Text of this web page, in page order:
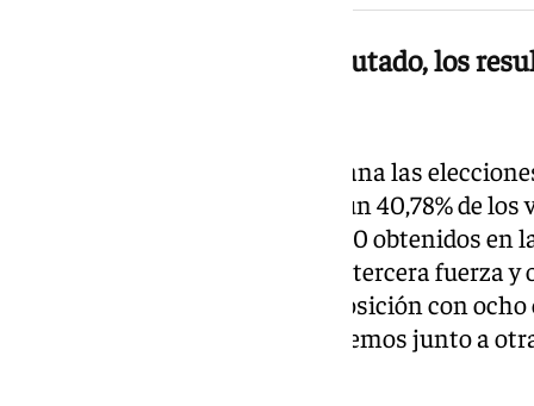
Con casi el 72% del voto escrutado, los
Con el 71,74% escrutado, el PP gana las
consigue 52 escaños, logrando un 40,78% de
diputados -uno menos que los 30 obtenidos en
autonómicas-, Vox repite como tercera fuerza
Andalucía consigue la cuarta posición con
Andalucía, que integra IU y Podemos junto a